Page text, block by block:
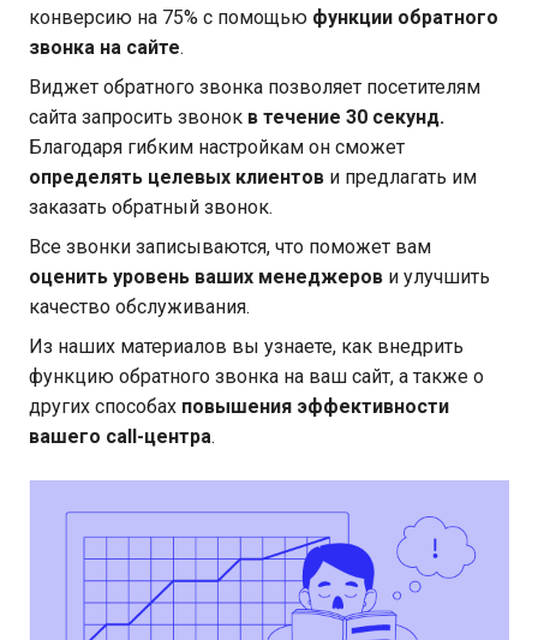
конверсию на 75% с помощью функции обратного
звонка на сайте.
Виджет обратного звонка позволяет посетителям
сайта запросить звонок в течение 30 секунд.
Благодаря гибким настройкам он сможет
определять целевых клиентов и предлагать им
заказать обратный звонок.
Все звонки записываются, что поможет вам
оценить уровень ваших менеджеров и улучшить
качество обслуживания.
Из наших материалов вы узнаете, как внедрить
функцию обратного звонка на ваш сайт, а также о
других способах повышения эффективности
вашего call-центра.